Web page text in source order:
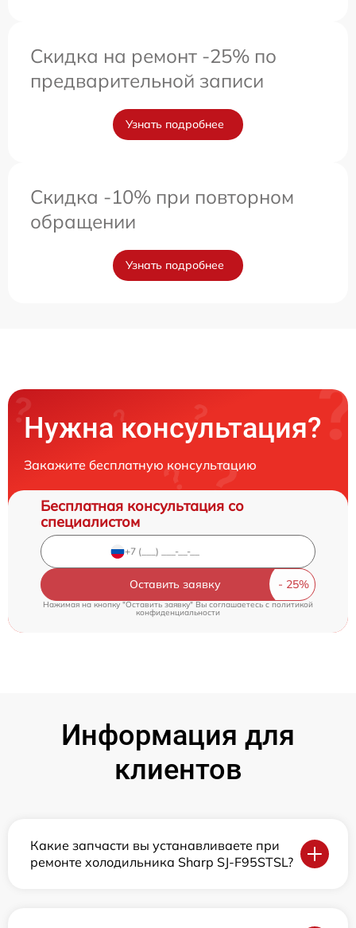
Скидка на ремонт -25% по
предварительной записи
Узнать подробнее
Скидка -10% при повторном
обращении
Узнать подробнее
Нужна консультация?
Закажите бесплатную консультацию
Бесплатная консультация со
специалистом
Оставить заявку
Нажимая на кнопку "Оставить заявку" Вы соглашаетесь cполитикой
конфиденциальности
Информация для
клиентов
Какие запчасти вы устанавливаете при
ремонте холодильника Sharp SJ-F95STSL?